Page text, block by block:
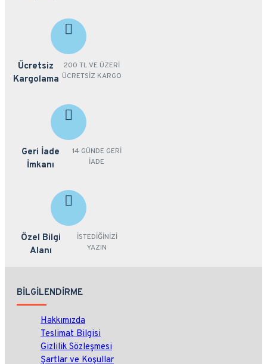
Ücretsiz
Kargolama
200 TL VE ÜZERİ
ÜCRETSİZ KARGO
Geri İade
İmkanı
14 GÜNDE GERİ
İADE
Özel Bilgi
Alanı
İSTEDİĞİNİZİ
YAZIN
BILGILENDIRME
Hakkımızda
Teslimat Bilgisi
Gizlilik Sözleşmesi
Şartlar ve Koşullar